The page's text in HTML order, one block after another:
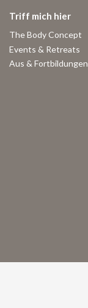
Triff mich hier
The Body Concept
Events & Retreats
Aus & Fortbildungen